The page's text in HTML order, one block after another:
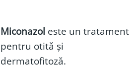
Miconazol este un tratament
pentru otită și
dermatofitoză.